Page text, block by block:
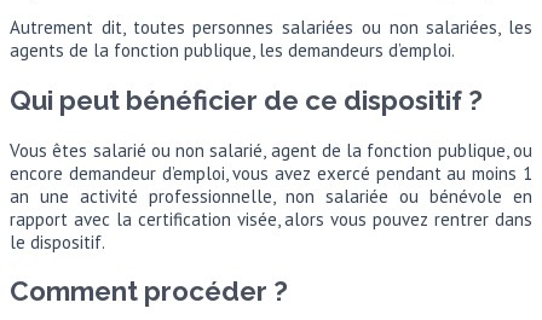
Autrement dit, toutes personnes salariées ou non salariées, les
agents de la fonction publique, les demandeurs d’emploi.
Qui peut bénéficier de ce dispositif ?
Vous êtes salarié ou non salarié, agent de la fonction publique, ou
encore demandeur d’emploi, vous avez exercé pendant au moins 1
an une activité professionnelle, non salariée ou bénévole en
rapport avec la certification visée, alors vous pouvez rentrer dans
le dispositif.
Comment procéder ?